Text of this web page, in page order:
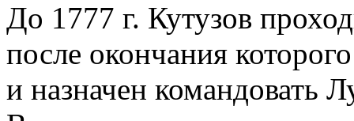
До 1777 г. Кутузов
после окончания
и назначен командовать